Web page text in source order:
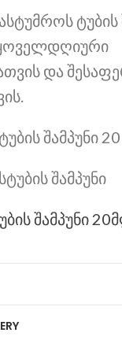
ტუბის
და
შამპუნი
შამპუნი
შამპუნი